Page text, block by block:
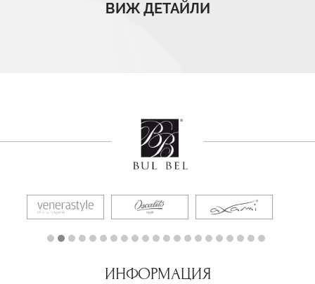
ВИЖ ДЕТАЙЛИ
ИНФОРМАЦИЯ